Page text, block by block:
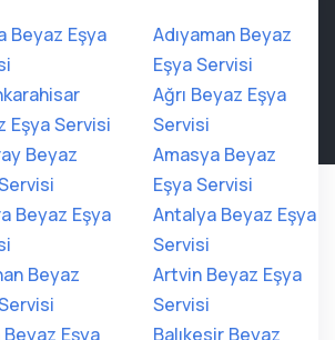
Beyaz Eşya
Adıyaman Beyaz
Eşya Servisi
Eşya Servisi
Ağrı Beyaz Eşya
Servisi
Beyaz
Amasya Beyaz
Eşya Servisi
Beyaz Eşya
Antalya Beyaz Eşya
Servisi
Beyaz
Artvin Beyaz Eşya
Servisi
Beyaz Eşya
Balıkesir Beyaz